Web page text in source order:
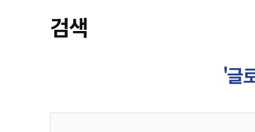
검색
'글